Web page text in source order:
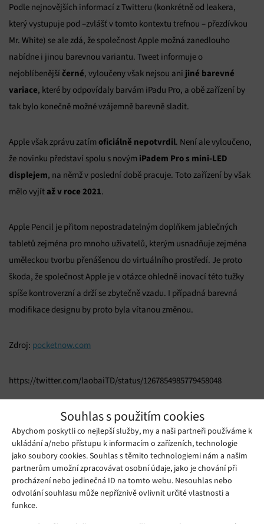
Souhlas s použitím cookies
Abychom poskytli co nejlepší služby, my a naši partneři používáme k
ukládání a/nebo přístupu k informacím o zařízeních, technologie
jako soubory cookies. Souhlas s těmito technologiemi nám a našim
partnerům umožní zpracovávat osobní údaje, jako je chování při
procházení nebo jedinečná ID na tomto webu. Nesouhlas nebo
odvolání souhlasu může nepříznivě ovlivnit určité vlastnosti a
funkce.
Podle nejnovějších informací z Twitteru (konkrétně od leakera,
který vystupuje pod –zvlášť v tomto kontextu trefnou – přezdívkou
Mr. White) se ale zdá, že společnost Apple možná zanedlouho
nabídne i jinou barevnou variantu. Tweet informuje o
nejoblíbenějšíčerné, vyloučeny však nejsou ani jiné barevné
variace, které by odpovídaly barvám iPadu Pro, a obě zařízení by
tak bylo konečně možné vzájemně barevně sladit.
Apple však zprávu zatím oficiálně nepotvrdil. Není ale vyloučeno,
že novinku představí spolu s novým iPadem Pro s mini-LED
displejem, na němž v poslední době pracuje. Toto zařízení by však
mělo vyjít až v roce 2021.
Apple Pencil je přitom nepostradatelným doplňkem jablečných
tabletů zejména pro mnoho uživatelů, kterým usnadňuje zejména
uměleckou tvorbu přenášenou do virtuálního prostředí. Je proto
škoda, že společnost Apple je v otázce ohledně inovací této tužky
spíše kontroverzní a drží se zbytečně vzadu. I případná barevná
modifikace designu by proto byla vítanou změnou.
Zdroj: pocketnow.com
https://twitter.com/laobaiTD/status/1267854985779458048
Mohlo by se vám líbit